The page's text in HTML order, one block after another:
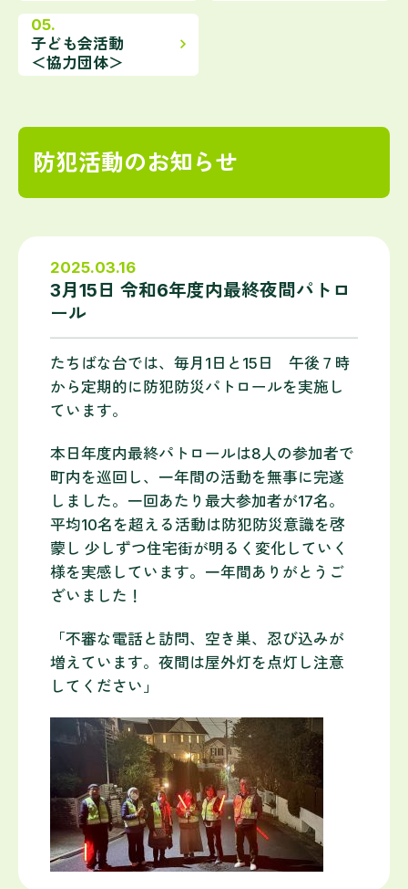
子ども会活動
＜協力団体＞
navigate_next
防犯活動のお知らせ
2025.03.16
3月15日 令和6年度内最終夜間パトロ
ール
たちばな台では、毎月1日と15日 午後７時
から定期的に防犯防災パトロールを実施し
ています。
本日年度内最終パトロールは8人の参加者で
町内を巡回し、一年間の活動を無事に完遂
しました。一回あたり最大参加者が17名。
平均10名を超える活動は防犯防災意識を啓
蒙し 少しずつ住宅街が明るく変化していく
様を実感しています。一年間ありがとうご
ざいました！
「不審な電話と訪問、空き巣、忍び込みが
増えています。夜間は屋外灯を点灯し注意
してください」